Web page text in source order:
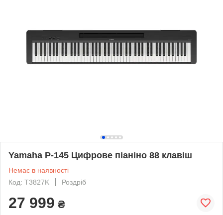
Yamaha P-145 Цифрове піаніно 88 клавіш
Немає в наявності
Код: T3827K
Роздріб
27 999 ₴